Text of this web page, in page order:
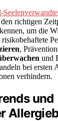
richtigen
um die
,
und
bei ersten
verhindern.
und